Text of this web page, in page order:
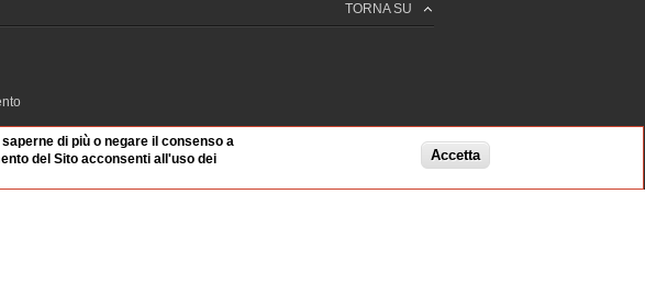
TORNA SU
di più o negare il consenso a
del Sito acconsenti all'uso dei
Accetta